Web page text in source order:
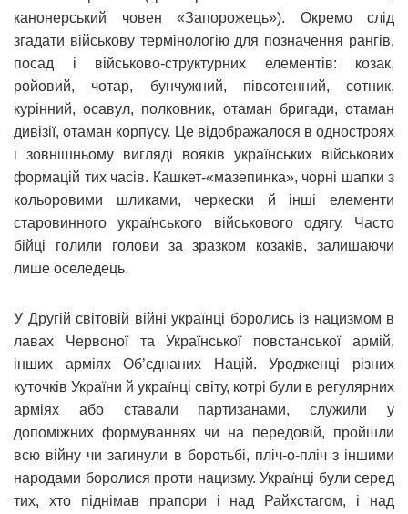
канонерський човен «Запорожець»). Окремо слід
згадати військову термінологію для позначення рангів,
посад і військово-структурних елементів: козак,
ройовий, чотар, бунчужний, півсотенний, сотник,
курінний, осавул, полковник, отаман бригади, отаман
дивізії, отаман корпусу. Це відображалося в одностроях
і зовнішньому вигляді вояків українських військових
формацій тих часів. Кашкет-«мазепинка», чорні шапки з
кольоровими шликами, черкески й інші елементи
старовинного українського військового одягу. Часто
бійці голили голови за зразком козаків, залишаючи
лише оселедець.
У Другій світовій війні українці боролись із нацизмом в
лавах Червоної та Української повстанської армій,
інших арміях Об’єднаних Націй. Уродженці різних
куточків України й українці світу, котрі були в регулярних
арміях або ставали партизанами, служили у
допоміжних формуваннях чи на передовій, пройшли
всю війну чи загинули в боротьбі, пліч-о-пліч з іншими
народами боролися проти нацизму. Українці були серед
тих, хто піднімав прапори і над Райхстагом, і над